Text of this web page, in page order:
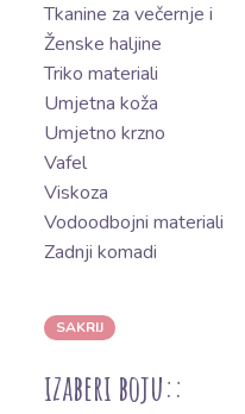
Tkanine za večernje i
Ženske haljine
Triko materiali
Umjetna koža
Umjetno krzno
Vafel
Viskoza
Vodoodbojni materiali
Zadnji komadi
SAKRIJ
izaberi boju::